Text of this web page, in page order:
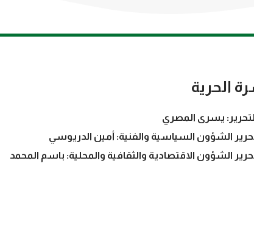
الحرية
يسرى المصري
الشؤون السياسية والفنية: أمين الدريوسي
الشؤون الاقتصادية والثقافية والمحلية: باسم المحمد